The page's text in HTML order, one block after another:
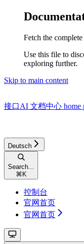
Fetch the
Use this file to
exploring further.
Skip to main content
接口AI 文档中心 home
Deutsch
Search...
⌘ K
控制台
官网首页
官网首页